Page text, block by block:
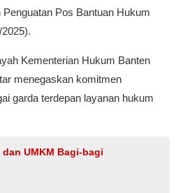
Pos Bantuan Hukum
Kementerian Hukum Banten
menegaskan komitmen
garda terdepan layanan hukum
UMKM Bagi-bagi